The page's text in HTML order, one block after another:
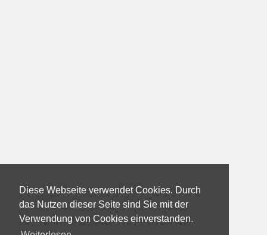
Diese Webseite verwendet Cookies. Durch
das Nutzen dieser Seite sind Sie mit der
Verwendung von Cookies einverstanden.